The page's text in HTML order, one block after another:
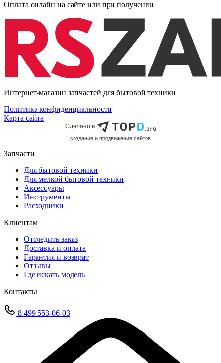
Оплата онлайн на сайте или при получении
Интернет-магазин запчастей для бытовой техники
Политика конфиденциальности
Карта сайта
Сделано в
cоздание и продвижение сайтов
Запчасти
Для бытовой техники
Для мелкой бытовой техники
Аксессуары
Инструменты
Расходники
Клиентам
Отследить заказ
Доставка и оплата
Гарантия и возврат
Отзывы
Где искать модель
Контакты
8 499 553-06-03